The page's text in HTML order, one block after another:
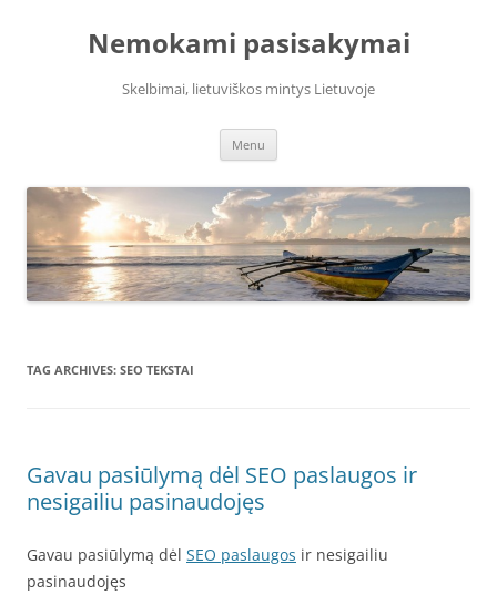
Nemokami pasisakymai
Skelbimai, lietuviškos mintys Lietuvoje
Menu
TAG ARCHIVES: SEO TEKSTAI
Gavau pasiūlymą dėl SEO paslaugos ir
nesigailiu pasinaudojęs
Gavau pasiūlymą dėl SEO paslaugos ir nesigailiu
pasinaudojęs